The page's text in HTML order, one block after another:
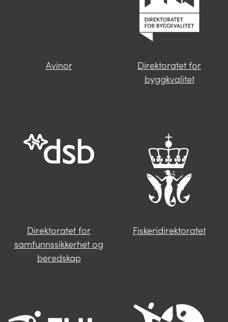
Finner du ikke svar på spørsmålet
saksbehandlere i Miljødirektoratet vil følge
deg opp videre.
Avinor
Direktoratet for
byggkvalitet
Direktoratet for
samfunnssikkerhet og
beredskap
Fiskeridirektoratet